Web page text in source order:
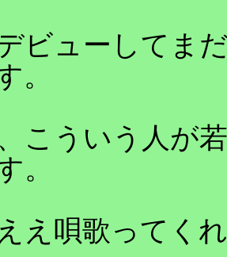
ビューしてま
。
こういう人が
。
え唄歌ってく